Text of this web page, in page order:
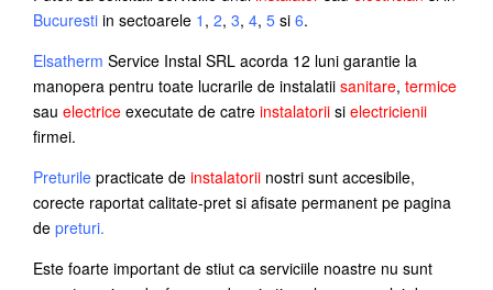
Bucuresti in sectoarele 1 , 2, 3, 4, 5 si 6.
Elsatherm Service Instal SRL acorda 12 luni garantie la
manopera pentru toate lucrarile de instalatii sanitare, termice
sau electrice executate de catre instalatorii si electricienii
firmei.
Preturile practicate de instalatorii nostri sunt accesibile,
corecte raportat calitate-pret si afisate permanent pe pagina
de preturi.
Este foarte important de stiut ca serviciile noastre nu sunt